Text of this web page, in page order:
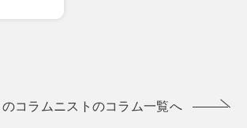
のコラムニストのコラム一覧へ